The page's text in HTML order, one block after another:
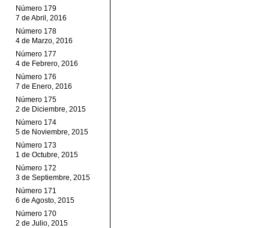
Número 179
7 de Abril, 2016
Número 178
4 de Marzo, 2016
Número 177
4 de Febrero, 2016
Número 176
7 de Enero, 2016
Número 175
2 de Diciembre, 2015
Número 174
5 de Noviembre, 2015
Número 173
1 de Octubre, 2015
Número 172
3 de Septiembre, 2015
Número 171
6 de Agosto, 2015
Número 170
2 de Julio, 2015